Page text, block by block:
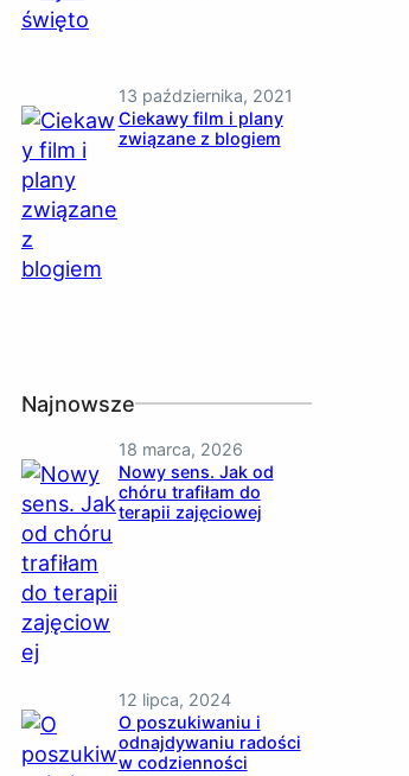
13 października, 2021
Ciekawy film i plany
związane z blogiem
Najnowsze
18 marca, 2026
Nowy sens. Jak od
chóru trafiłam do
terapii zajęciowej
12 lipca, 2024
O poszukiwaniu i
odnajdywaniu radości
w codzienności